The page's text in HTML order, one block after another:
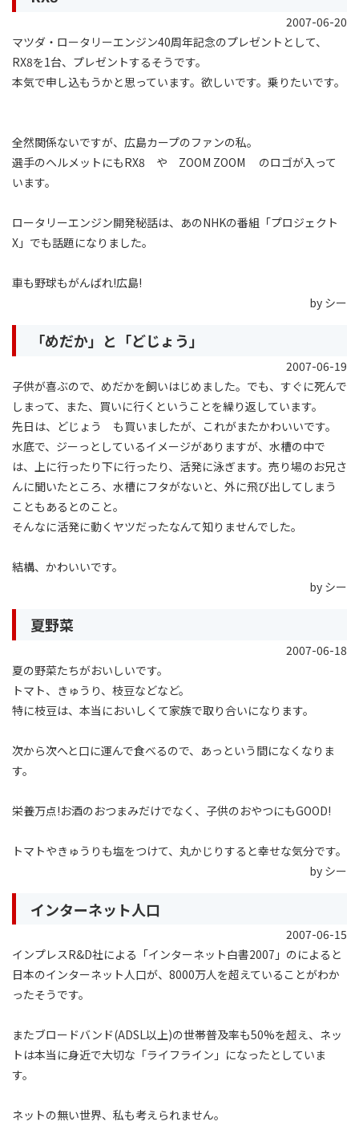
2007-06-20
マツダ・ロータリーエンジン40周年記念のプレゼントとして、
RX8を1台、プレゼントするそうです。
本気で申し込もうかと思っています。欲しいです。乗りたいです。
全然関係ないですが、広島カープのファンの私。
選手のヘルメットにもRX8 や ZOOM ZOOM のロゴが入って
います。
ロータリーエンジン開発秘話は、あのNHKの番組「プロジェクト
X」でも話題になりました。
車も野球もがんばれ!広島!
by シー
「めだか」と「どじょう」
2007-06-19
子供が喜ぶので、めだかを飼いはじめました。でも、すぐに死んで
しまって、また、買いに行くということを繰り返しています。
先日は、どじょう も買いましたが、これがまたかわいいです。
水底で、ジーっとしているイメージがありますが、水槽の中で
は、上に行ったり下に行ったり、活発に泳ぎます。売り場のお兄さ
んに聞いたところ、水槽にフタがないと、外に飛び出してしまう
こともあるとのこと。
そんなに活発に動くヤツだったなんて知りませんでした。
結構、かわいいです。
by シー
夏野菜
2007-06-18
夏の野菜たちがおいしいです。
トマト、きゅうり、枝豆などなど。
特に枝豆は、本当においしくて家族で取り合いになります。
次から次へと口に運んで食べるので、あっという間になくなりま
す。
栄養万点!お酒のおつまみだけでなく、子供のおやつにもGOOD!
トマトやきゅうりも塩をつけて、丸かじりすると幸せな気分です。
by シー
インターネット人口
2007-06-15
インプレスR&D社による「インターネット白書2007」のによると
日本のインターネット人口が、8000万人を超えていることがわか
ったそうです。
またブロードバンド(ADSL以上)の世帯普及率も50%を超え、ネッ
トは本当に身近で大切な「ライフライン」になったとしていま
す。
ネットの無い世界、私も考えられません。